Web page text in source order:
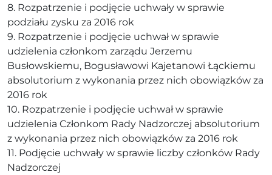
8. Rozpatrzenie i podjęcie uchwały w sprawie
podziału zysku za 2016 rok
9. Rozpatrzenie i podjęcie uchwał w sprawie
udzielenia członkom zarządu Jerzemu
Busłowskiemu, Bogusławowi Kajetanowi Łąckiemu
absolutorium z wykonania przez nich obowiązków za
2016 rok
10. Rozpatrzenie i podjęcie uchwał w sprawie
udzielenia Członkom Rady Nadzorczej absolutorium
z wykonania przez nich obowiązków za 2016 rok
11. Podjęcie uchwały w sprawie liczby członków Rady
Nadzorczej